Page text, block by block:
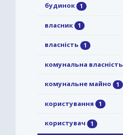
будинок 1
власник 1
власність 1
комунальна власність
комунальне майно 1
користування 1
користувач 1